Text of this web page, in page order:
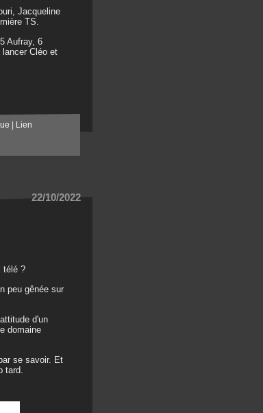
Jacqueline
TS.
Aufray, 6
Cléo et
Lien
22/10/2022
télé ?
peu gênée sur
d'un
domaine
se savoir. Et
tard.